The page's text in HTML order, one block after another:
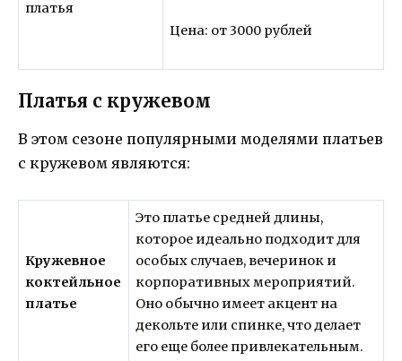
Цена: от 3000 рублей
Платья с кружевом
В этом сезоне популярными моделями платьев
с кружевом являются:
Кружевное
коктейльное
платье
Это платье средней длины,
которое идеально подходит для
особых случаев, вечеринок и
корпоративных мероприятий.
Оно обычно имеет акцент на
декольте или спинке, что делает
его еще более привлекательным.